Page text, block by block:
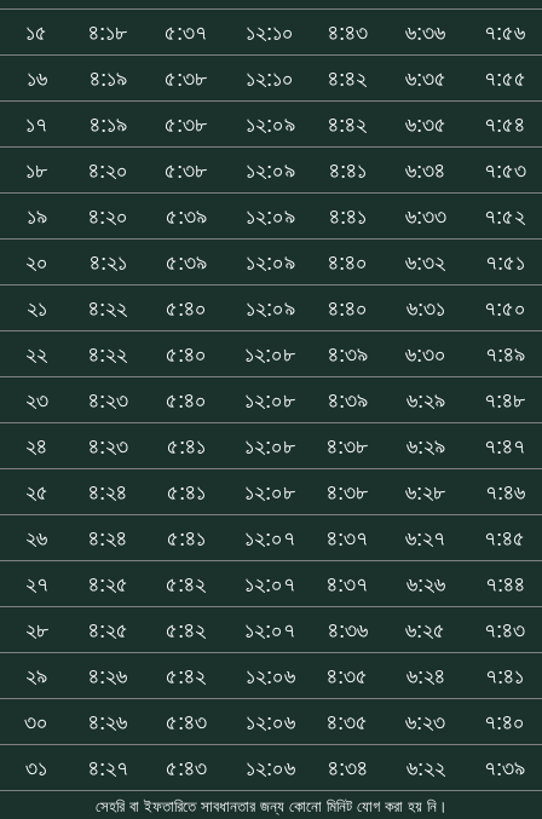
১৫
৪:১৮ ৫:৩৭ ১২:১০ ৪:৪৩ ৬:৩৬
৭:৫৬
১৬
৪:১৯ ৫:৩৮ ১২:১০ ৪:৪২ ৬:৩৫
৭:৫৫
১৭
৪:১৯ ৫:৩৮ ১২:০৯ ৪:৪২ ৬:৩৫
৭:৫৪
১৮
৪:২০ ৫:৩৮ ১২:০৯ ৪:৪১ ৬:৩৪
৭:৫৩
১৯
৪:২০ ৫:৩৯ ১২:০৯ ৪:৪১ ৬:৩৩
৭:৫২
২০
৪:২১ ৫:৩৯ ১২:০৯ ৪:৪০ ৬:৩২
৭:৫১
২১
৪:২২ ৫:৪০ ১২:০৯ ৪:৪০ ৬:৩১
৭:৫০
২২
৪:২২ ৫:৪০ ১২:০৮ ৪:৩৯ ৬:৩০
৭:৪৯
২৩
৪:২৩ ৫:৪০ ১২:০৮ ৪:৩৯ ৬:২৯
৭:৪৮
২৪
৪:২৩ ৫:৪১ ১২:০৮ ৪:৩৮ ৬:২৯
৭:৪৭
২৫
৪:২৪ ৫:৪১ ১২:০৮ ৪:৩৮ ৬:২৮
৭:৪৬
২৬
৪:২৪ ৫:৪১ ১২:০৭ ৪:৩৭ ৬:২৭
৭:৪৫
২৭
৪:২৫ ৫:৪২ ১২:০৭ ৪:৩৭ ৬:২৬
৭:৪৪
২৮
৪:২৫ ৫:৪২ ১২:০৭ ৪:৩৬ ৬:২৫
৭:৪৩
২৯
৪:২৬ ৫:৪২ ১২:০৬ ৪:৩৫ ৬:২৪
৭:৪১
৩০
৪:২৬ ৫:৪৩ ১২:০৬ ৪:৩৫ ৬:২৩
৭:৪০
৩১
৪:২৭ ৫:৪৩ ১২:০৬ ৪:৩৪ ৬:২২ ৭:৩৯
সেহরি বা ইফতারিতে সাবধানতার জন্য কোনো মিনিট যোগ করা হয় নি।